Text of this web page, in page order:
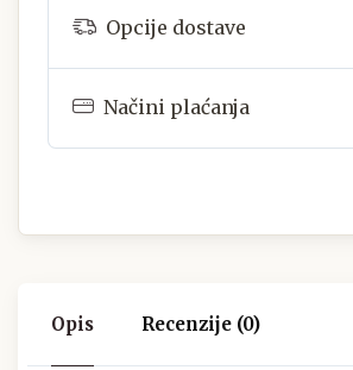
Opcije dostave
Načini plaćanja
Opis Recenzije (0)